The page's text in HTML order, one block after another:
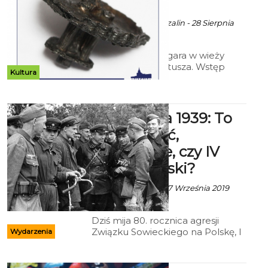
Kultura
Ala za Muzeum Koszalin - 28 Sierpnia
2019 godz. 12:53
Koło zębate z zegara w wieży
koszalińskiego ratusza. Wstęp
bezpłatny.
Wydarzenia
17 września 1939: To
była napaść,
wkroczenie, czy IV
rozbiór Polski?
Ala, fot. wikipedia - 17 Września 2019
godz. 0:24
Dziś mija 80. rocznica agresji
Związku Sowieckiego na Polskę, I